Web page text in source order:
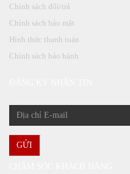
Chính sách đổi/trả
Chính sách bảo mật
Hình thức thanh toán
Chính sách bảo hành
GỬI